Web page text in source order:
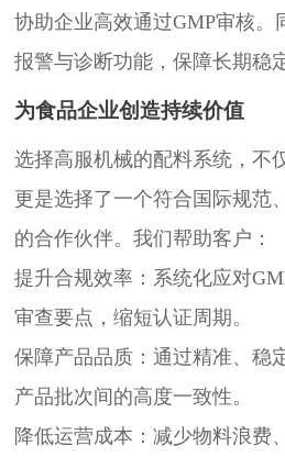
协助企业高效通过GMP审核。
报警与诊断功能，保障长期稳
为食品企业创造持续价值
选择高服机械的配料系统，不
更是选择了一个符合国际规范
的合作伙伴。我们帮助客户：
提升合规效率：系统化应对
审查要点，缩短认证周期。
保障产品品质：通过精准、稳
产品批次间的高度一致性。
降低运营成本：减少物料浪费